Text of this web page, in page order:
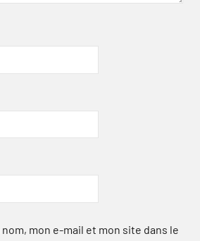
mon e-mail et mon site dans le